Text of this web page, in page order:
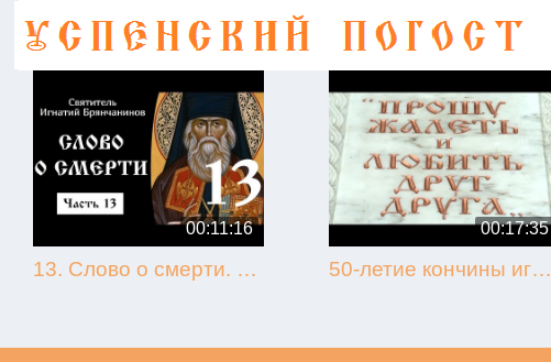
00:11:16
13. Слово о смерти. Игнатий Брянчанинов.
00:17:35
50-летие кончины игумена Никона (Воробьёва) (г. Гагарин, 2013.09.07)